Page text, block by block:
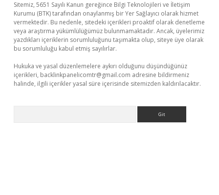
Sitemiz, 5651 Sayılı Kanun gereğince Bilgi Teknolojileri ve İletişim
Kurumu (BTK) tarafından onaylanmış bir Yer Sağlayıcı olarak hizmet
vermektedir. Bu nedenle, sitedeki içerikleri proaktif olarak denetleme
veya araştırma yükümlülüğümüz bulunmamaktadır. Ancak, üyelerimiz
yazdıkları içeriklerin sorumluluğunu taşımakta olup, siteye üye olarak
bu sorumluluğu kabul etmiş sayılırlar.
Hukuka ve yasal düzenlemelere aykırı olduğunu düşündüğünüz
içerikleri, backlinkpanelicomtr@gmail.com adresine bildirmeniz
halinde, ilgili içerikler yasal süre içerisinde sitemizden kaldırılacaktır.